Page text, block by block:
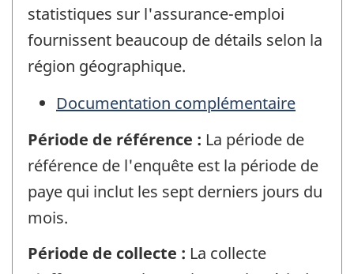
statistiques sur l'assurance-emploi
fournissent beaucoup de détails selon la
région géographique.
Documentation complémentaire
Période de référence : La période de
référence de l'enquête est la période de
paye qui inclut les sept derniers jours du
mois.
Période de collecte : La collecte